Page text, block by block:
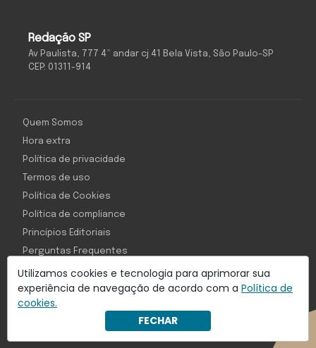
Utilizamos cookies e tecnologia para aprimorar sua
experiência de navegação de acordo com a Política de
cookies.
FECHAR
Redação SP
Av Paulista, 777 4º andar cj 41 Bela Vista, São Paulo-SP
CEP: 01311-914
Com inteligência e tecnologia:
Object1ve - Marketing Solution
Quem Somos
Hora extra
Política de privacidade
Termos de uso
Política de Cookies
Política de compliance
Princípios Editoriais
Perguntas Frequentes